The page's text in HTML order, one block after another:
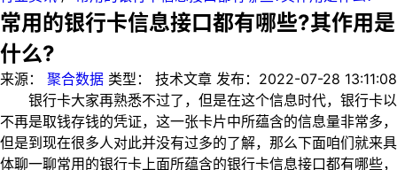
常用的银行卡信息接口都有哪些?其作用是
什么?
来源： 聚合数据 类型： 技术文章 发布： 2022-07-28 13:11:08
银行卡大家再熟悉不过了，但是在这个信息时代，银行卡以
不再是取钱存钱的凭证，这一张卡片中所蕴含的信息量非常多，
但是到现在很多人对此并没有过多的了解，那么下面咱们就来具
体聊一聊常用的银行卡上面所蕴含的银行卡信息接口都有哪些，